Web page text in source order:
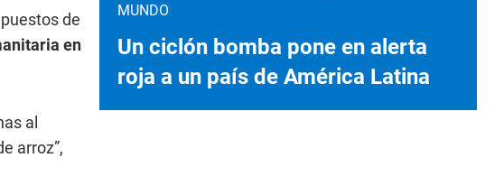
de
en
al
arroz”,
MUNDO
Un ciclón bomba pone en alerta
roja a un país de América Latina